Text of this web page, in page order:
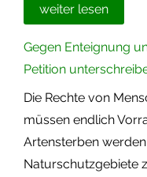
weiter lesen
Gegen Enteignung
Petition
Die Rechte von
müssen endlich
Artensterben
Naturschutzgebiete